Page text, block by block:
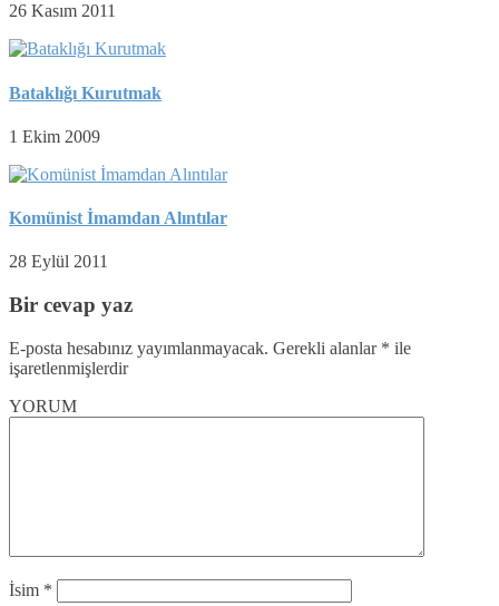
26 Kasım 2011
Bataklığı Kurutmak
1 Ekim 2009
Komünist İmamdan Alıntılar
28 Eylül 2011
Bir cevap yaz
E-posta hesabınız yayımlanmayacak. Gerekli alanlar * ile
işaretlenmişlerdir
YORUM
İsim *